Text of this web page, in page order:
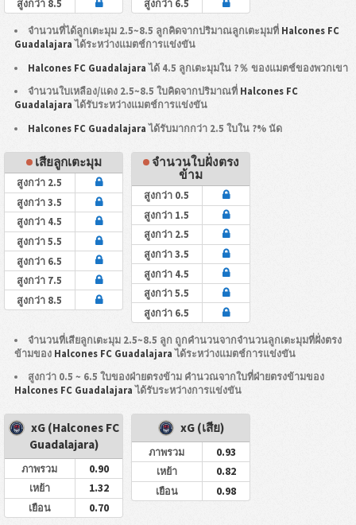
สูงกว่า 8.5 สูงกว่า 6.5
จำนวนที่ได้ลูกเตะมุม 2.5~8.5 ลูกคิดจากปริมาณลูกเตะมุมที่ Halcones FC
Guadalajara ได้ระหว่างแมตช์การแข่งขัน
Halcones FC Guadalajara ได้ 4.5 ลูกเตะมุมใน ?％ ของแมตช์ของพวกเขา
จำนวนใบเหลือง/แดง 2.5~8.5 ใบคิดจากปริมาณที่ Halcones FC
Guadalajara ได้รับระหว่างแมตช์การแข่งขัน
Halcones FC Guadalajara ได้รับมากกว่า 2.5 ใบใน ?% นัด
เสียลูกเตะมุม
สูงกว่า 2.5
สูงกว่า 3.5
สูงกว่า 4.5
สูงกว่า 5.5
สูงกว่า 6.5
สูงกว่า 7.5
สูงกว่า 8.5
จำนวนใบฝั่งตรง
ข้าม
สูงกว่า 0.5
สูงกว่า 1.5
สูงกว่า 2.5
สูงกว่า 3.5
สูงกว่า 4.5
สูงกว่า 5.5
สูงกว่า 6.5
จำนวนที่เสียลูกเตะมุม 2.5~8.5 ลูก ถูกคำนวนจากจำนวนลูกเตะมุมที่ฝั่งตรง
ข้ามของ Halcones FC Guadalajara ได้ระหว่างแมตช์การแข่งขัน
สูงกว่า 0.5 ~ 6.5 ใบของฝ่ายตรงข้าม คำนวณจากใบที่ฝ่ายตรงข้ามของ
Halcones FC Guadalajara ได้รับระหว่างการแข่งขัน
xG (Halcones FC
Guadalajara)
ภาพรวม 0.90
เหย้า 1.32
เยือน 0.70
xG (เสีย)
ภาพรวม 0.93
เหย้า 0.82
เยือน 0.98